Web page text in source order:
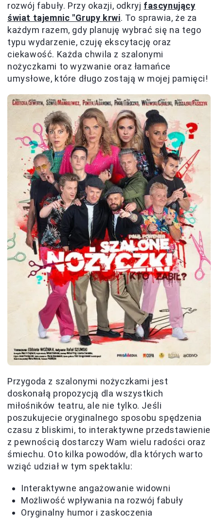
rozwój fabuły. Przy okazji, odkryj fascynujący
świat tajemnic "Grupy krwi. To sprawia, że za
każdym razem, gdy planuję wybrać się na tego
typu wydarzenie, czuję ekscytację oraz
ciekawość. Każda chwila z szalonymi
nożyczkami to wyzwanie oraz łamańce
umysłowe, które długo zostają w mojej pamięci!
Przygoda z szalonymi nożyczkami jest
doskonałą propozycją dla wszystkich
miłośników teatru, ale nie tylko. Jeśli
poszukujecie oryginalnego sposobu spędzenia
czasu z bliskimi, to interaktywne przedstawienie
z pewnością dostarczy Wam wielu radości oraz
śmiechu. Oto kilka powodów, dla których warto
wziąć udział w tym spektaklu:
Interaktywne angażowanie widowni
Możliwość wpływania na rozwój fabuły
Oryginalny humor i zaskoczenia